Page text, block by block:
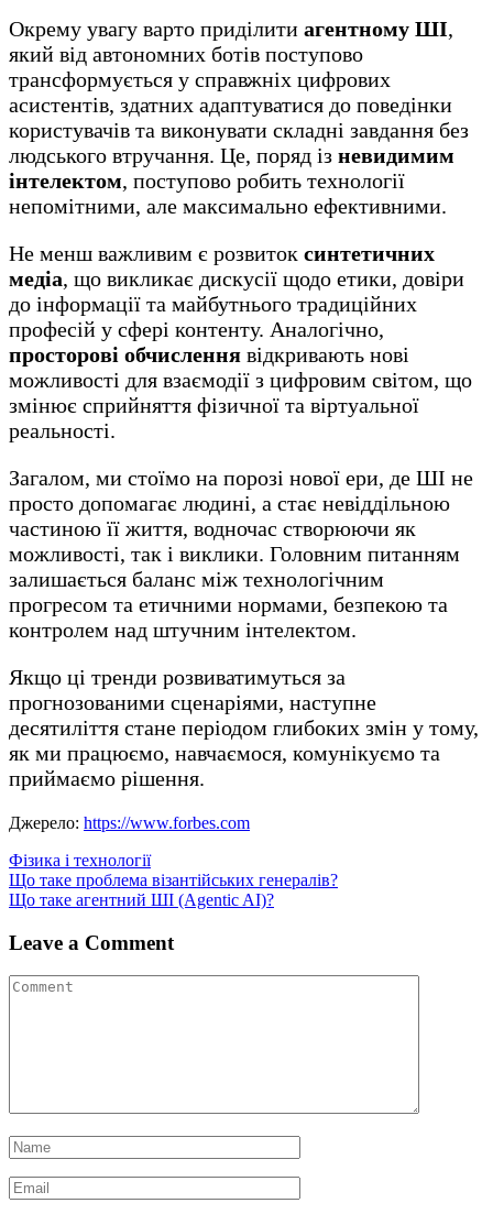
Окрему увагу варто приділити агентному ШІ,
який від автономних ботів поступово
трансформується у справжніх цифрових
асистентів, здатних адаптуватися до поведінки
користувачів та виконувати складні завдання без
людського втручання. Це, поряд із невидимим
інтелектом, поступово робить технології
непомітними, але максимально ефективними.
Не менш важливим є розвиток синтетичних
медіа, що викликає дискусії щодо етики, довіри
до інформації та майбутнього традиційних
професій у сфері контенту. Аналогічно,
просторові обчислення відкривають нові
можливості для взаємодії з цифровим світом, що
змінює сприйняття фізичної та віртуальної
реальності.
Загалом, ми стоїмо на порозі нової ери, де ШІ не
просто допомагає людині, а стає невіддільною
частиною її життя, водночас створюючи як
можливості, так і виклики. Головним питанням
залишається баланс між технологічним
прогресом та етичними нормами, безпекою та
контролем над штучним інтелектом.
Якщо ці тренди розвиватимуться за
прогнозованими сценаріями, наступне
десятиліття стане періодом глибоких змін у тому,
як ми працюємо, навчаємося, комунікуємо та
приймаємо рішення.
Джерело: https://www.forbes.com
Фізика і технології
Навігація
записів
Що таке проблема візантійських генералів?
Що таке агентний ШІ (Agentic AI)?
Leave a Comment